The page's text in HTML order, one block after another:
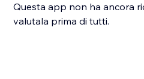
Questa app non ha ancora
valutala prima di tutti.